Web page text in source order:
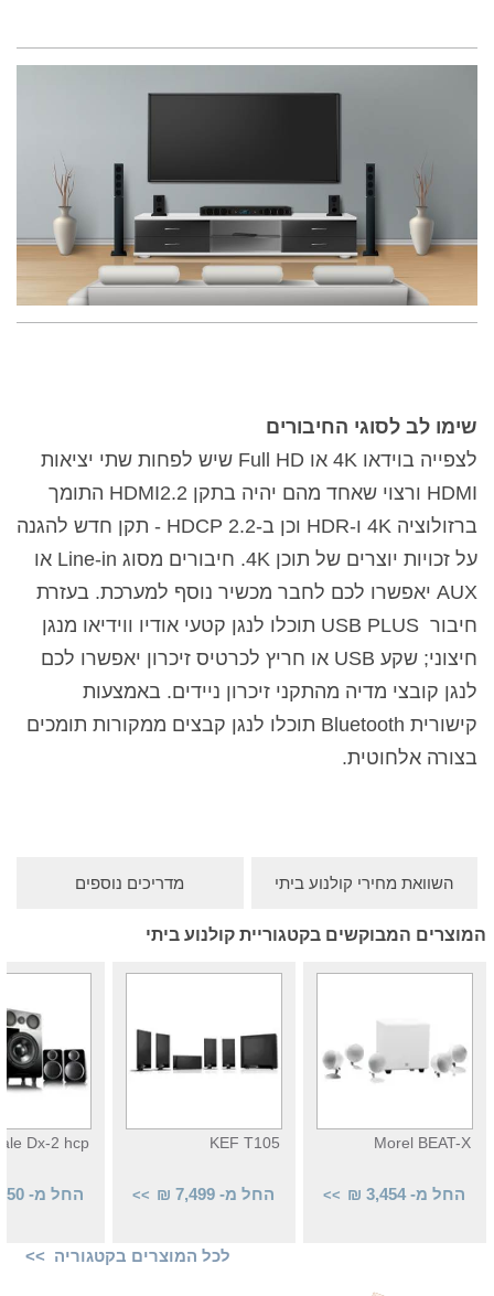
שימו לב לסוגי החיבורים
לצפייה בוידאו 4K או Full HD שיש לפחות שתי יציאות
HDMI ורצוי שאחד מהם יהיה בתקן HDMI2.2 התומך
ברזולוציה 4K ו-HDR וכן ב-HDCP 2.2 - תקן חדש להגנה
על זכויות יוצרים של תוכן 4K
. חיבורים מסוג Line-in או
AUX יאפשרו לכם לחבר מכשיר נוסף למערכת. בעזרת
חיבור USB PLUS תוכלו לנגן קטעי אודיו ווידיאו מנגן
חיצוני;
שקע USB או חריץ לכרטיס זיכרון יאפשרו לכם
לנגן קובצי מדיה מהתקני זיכרון ניידים. באמצעות
קישורית Bluetooth תוכלו לנגן קבצים ממקורות תומכים
בצורה אלחוטית.
השוואת מחירי קולנוע ביתי מדריכים נוספים
המוצרים המבוקשים בקטגוריית קולנוע ביתי
Morel BEAT-X
החל מ- 3,454 ₪ >>
KEF T105
החל מ- 7,499 ₪ >>
Dx-2 hcp
החל מ- 3,350 ₪
לכל המוצרים בקטגוריה >>